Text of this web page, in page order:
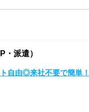
派遣）
自由◎来社不要で簡単